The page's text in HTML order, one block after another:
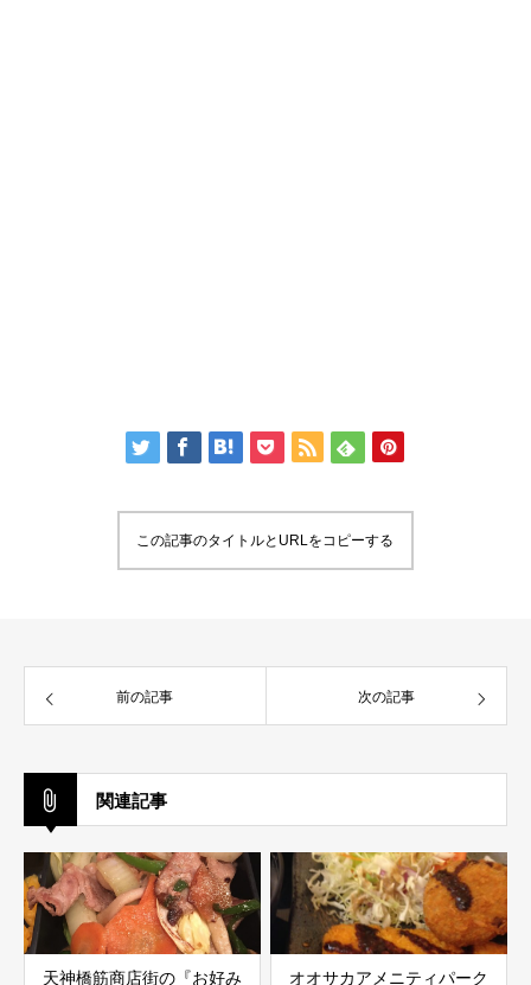
この記事のタイトルとURLをコピーする
前の記事 次の記事
関連記事
天神橋筋商店街の『お好み オオサカアメニティパーク